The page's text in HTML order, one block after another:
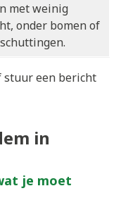
met weinig
onder bomen of
stuur een bericht
in
je moet